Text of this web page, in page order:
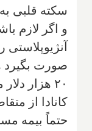
و اگر لازم
۲۰ هزار
کانادا از
حتماً بیمه